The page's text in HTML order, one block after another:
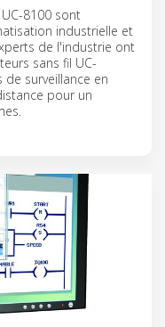
8100 sont
industrielle et
de l'industrie ont
sans fil UC-
surveillance en
pour un